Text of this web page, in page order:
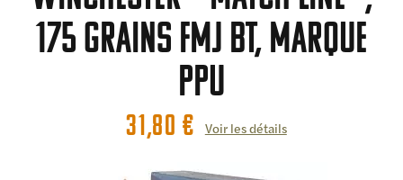
175 grains FMJ BT, marque
PPU
31,80 € Voir les détails